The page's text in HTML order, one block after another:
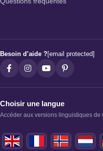
Besoin d’aide ?[email protected]
Choisir une langue
Accéder aux versions linguistiques de